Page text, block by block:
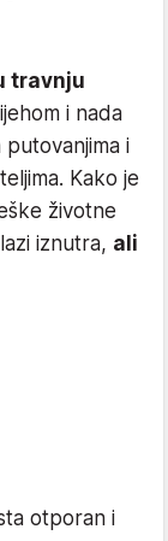
travnju
i nada
i
Kako je
životne
iznutra, ali
otporan i